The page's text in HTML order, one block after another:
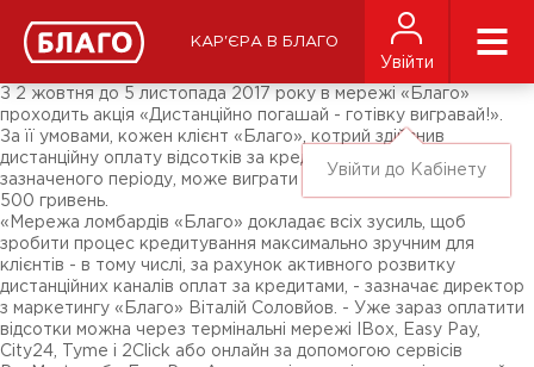
КАР'ЄРА В БЛАГО
Увійти
Увійти до Кабінету
ЗМІ про нас
Підписники соц-мереж
Ярмарки
З 2 жовтня до 5 листопада 2017 року в мережі «Благо»
проходить акція «Дистанційно погашай - готівку вигравай!».
За її умовами, кожен клієнт «Благо», котрий здійснив
дистанційну оплату відсотків за кредитом протягом
зазначеного періоду, може виграти грошовий приз у розмірі
500 гривень.
«Мережа ломбардів «Благо» докладає всіх зусиль, щоб
зробити процес кредитування максимально зручним для
клієнтів - в тому числі, за рахунок активного розвитку
дистанційних каналів оплат за кредитами, - зазначає директор
з маркетингу «Благо» Віталій Соловйов. - Уже зараз оплатити
відсотки можна через термінальні мережі IBox, Easy Pay,
City24, Tyme і 2Click або онлайн за допомогою сервісів